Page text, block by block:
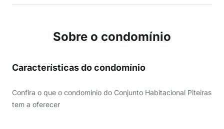
Sobre o condomínio
Características do condomínio
Confira o que o condomínio do Conjunto Habitacional Piteiras
tem a oferecer